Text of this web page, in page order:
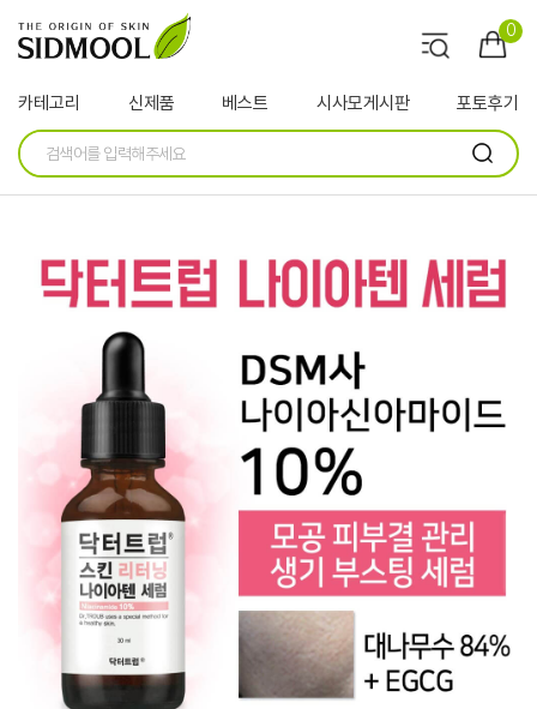
0
카테고리 신제품 베스트 시사모게시판 포토후기